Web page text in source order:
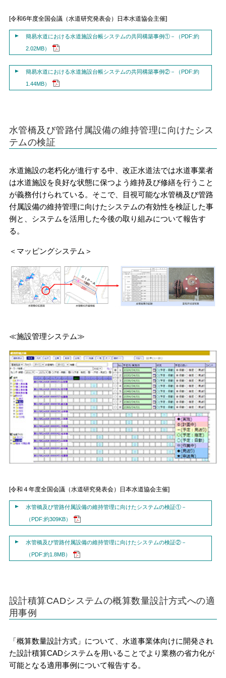
[令和6年度全国会議（水道研究発表会）日本水道協会主催]
簡易水道における水道施設台帳システムの共同構築事例①－（PDF:約
2.02MB）
簡易水道における水道施設台帳システムの共同構築事例②－（PDF:約
1.44MB）
水管橋及び管路付属設備の維持管理に向けたシス
テムの検証
水道施設の老朽化が進行する中、改正水道法では水道事業者
は水道施設を良好な状態に保つよう維持及び修繕を行うこと
が義務付けられている。そこで、目視可能な水管橋及び管路
付属設備の維持管理に向けたシステムの有効性を検証した事
例と、システムを活用した今後の取り組みについて報告す
る。
＜マッピングシステム＞
≪施設管理システム≫
[令和４年度全国会議（水道研究発表会）日本水道協会主催]
水管橋及び管路付属設備の維持管理に向けたシステムの検証①－
（PDF:約309KB）
水管橋及び管路付属設備の維持管理に向けたシステムの検証②－
（PDF:約1.8MB）
設計積算CADシステムの概算数量設計方式への適
用事例
「概算数量設計方式」について、水道事業体向けに開発され
た設計積算CADシステムを用いることでより業務の省力化が
可能となる適用事例について報告する。